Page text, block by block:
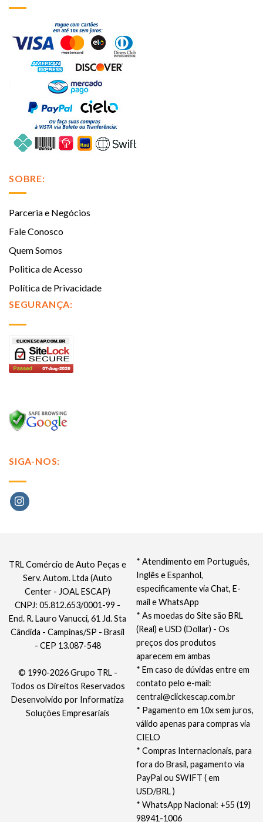
SOBRE:
Parceria e Negócios
Fale Conosco
Quem Somos
Politica de Acesso
Política de Privacidade
SEGURANÇA:
SIGA-NOS:
* Atendimento em Português,
Inglês e Espanhol,
especificamente via Chat, E-
mail e WhatsApp
* As moedas do Site são BRL
(Real) e USD (Dollar) - Os
preços dos produtos
aparecem em ambas
* Em caso de dúvidas entre em
contato pelo e-mail:
central@clickescap.com.br
* Pagamento em 10x sem juros,
válido apenas para compras via
CIELO
* Compras Internacionais, para
fora do Brasil, pagamento via
PayPal ou SWIFT ( em
USD/BRL )
* WhatsApp Nacional: +55 (19)
98941-1006
TRL Comércio de Auto Peças e
Serv. Autom. Ltda (Auto
Center - JOAL ESCAP)
CNPJ: 05.812.653/0001-99 -
End. R. Lauro Vanucci, 61 Jd. Sta
Cândida - Campinas/SP - Brasil
- CEP 13.087-548
© 1990-2026 Grupo TRL -
Todos os Direitos Reservados
Desenvolvido por Informatiza
Soluções Empresariais